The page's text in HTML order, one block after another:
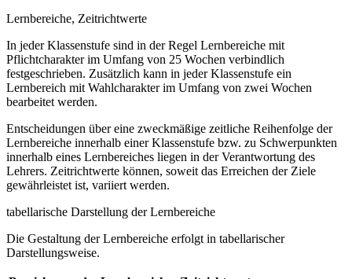
Lernbereiche, Zeitrichtwerte
In jeder Klassenstufe sind in der Regel Lernbereiche mit
Pflichtcharakter im Umfang von 25 Wochen verbindlich
festgeschrieben. Zusätzlich kann in jeder Klassenstufe ein
Lernbereich mit Wahlcharakter im Umfang von zwei Wochen
bearbeitet werden.
Entscheidungen über eine zweckmäßige zeitliche Reihenfolge der
Lernbereiche innerhalb einer Klassenstufe bzw. zu Schwerpunkten
innerhalb eines Lernbereiches liegen in der Verantwortung des
Lehrers. Zeitrichtwerte können, soweit das Erreichen der Ziele
gewährleistet ist, variiert werden.
tabellarische Darstellung der Lernbereiche
Die Gestaltung der Lernbereiche erfolgt in tabellarischer
Darstellungsweise.